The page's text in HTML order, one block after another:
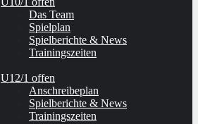
Das Team
Spielplan
Spielberichte & News
Trainingszeiten
U12/1 offen
Anschreibeplan
Spielberichte & News
Trainingszeiten